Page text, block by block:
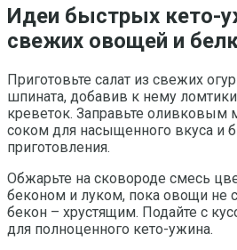
Идеи быстрых кето-
свежих овощей и
Приготовьте салат из свежих
шпината, добавив к нему
креветок. Заправьте
соком для насыщенного вкуса и
приготовления.
Обжарьте на сковороде смесь
беконом и луком, пока овощи не
бекон – хрустящим. Подайте с
для полноценного кето-ужина.